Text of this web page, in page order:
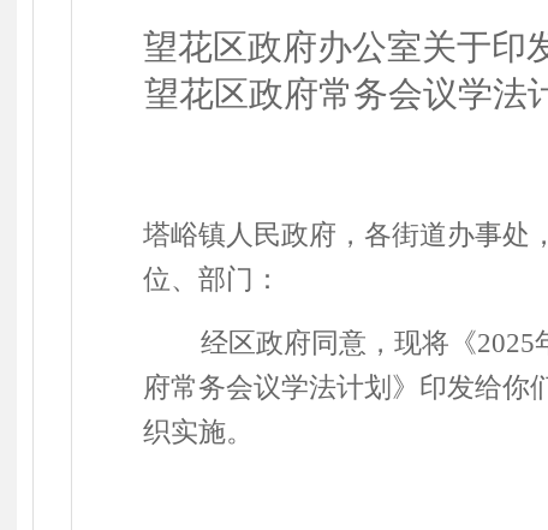
望花区政府办公室关于印
望花区政府常务会议学法
塔峪镇人民政府，各街道办事处
位、部门：
经区政府同意，现将《2025
府常务会议学法计划》印发给你
织实施。